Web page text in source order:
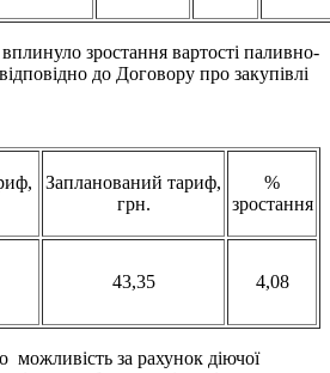
зростання вартості паливно-
до Договору про закупівлі
Запланований тариф,
грн.
%
зростання
43,35 4,08
можливість за рахунок діючої